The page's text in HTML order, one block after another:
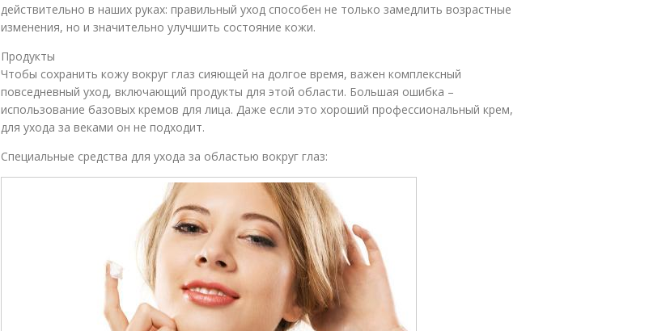
действительно в наших руках: правильный уход способен не только замедлить возрастные
изменения, но и значительно улучшить состояние кожи.
Продукты
Чтобы сохранить кожу вокруг глаз сияющей на долгое время, важен комплексный
повседневный уход, включающий продукты для этой области. Большая ошибка –
использование базовых кремов для лица. Даже если это хороший профессиональный крем,
для ухода за веками он не подходит.
Специальные средства для ухода за областью вокруг глаз: